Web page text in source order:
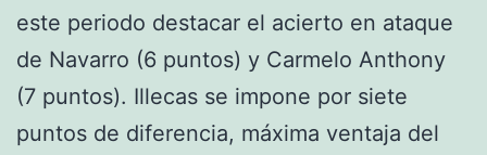
este periodo destacar el acierto en ataque
de Navarro (6 puntos) y Carmelo Anthony
(7 puntos). Illecas se impone por siete
puntos de diferencia, máxima ventaja del